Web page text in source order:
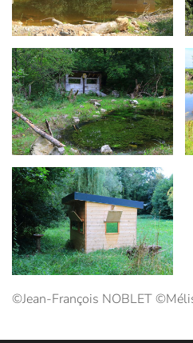
Agrandir
Agrandir
©Jean-François NOBLET